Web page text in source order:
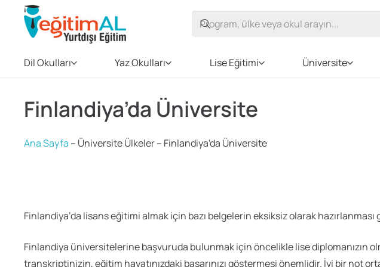
Dil Okulları Yaz Okulları Lise Eğitimi Üniversite
Finlandiya’da Üniversite
Ana Sayfa – Üniversite Ülkeler– Finlandiya'da Üniversite
Finlandiya’da lisans eğitimi almak için bazı belgelerin eksiksiz olarak
Finlandiya üniversitelerine başvuruda bulunmak için öncelikle lise diplomanızın
transkriptinizin, eğitim hayatınızdaki başarınızı göstermesi önemlidir. İyi bir not